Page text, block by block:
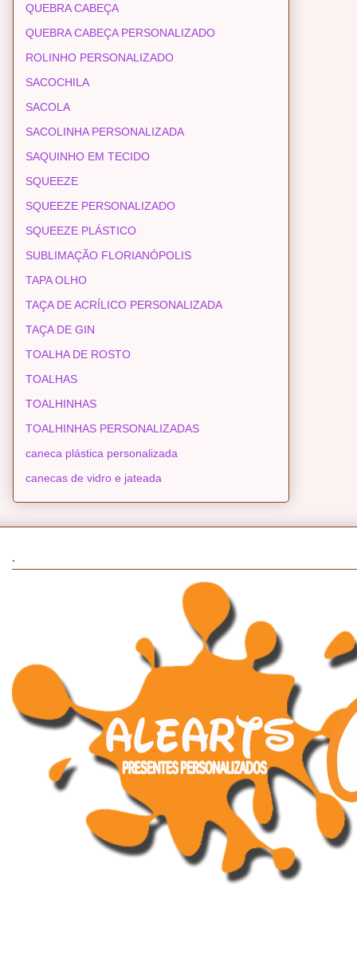
QUEBRA CABEÇA
QUEBRA CABEÇA PERSONALIZADO
ROLINHO PERSONALIZADO
SACOCHILA
SACOLA
SACOLINHA PERSONALIZADA
SAQUINHO EM TECIDO
SQUEEZE
SQUEEZE PERSONALIZADO
SQUEEZE PLÁSTICO
SUBLIMAÇÃO FLORIANÓPOLIS
TAPA OLHO
TAÇA DE ACRÍLICO PERSONALIZADA
TAÇA DE GIN
TOALHA DE ROSTO
TOALHAS
TOALHINHAS
TOALHINHAS PERSONALIZADAS
caneca plástica personalizada
canecas de vidro e jateada
.